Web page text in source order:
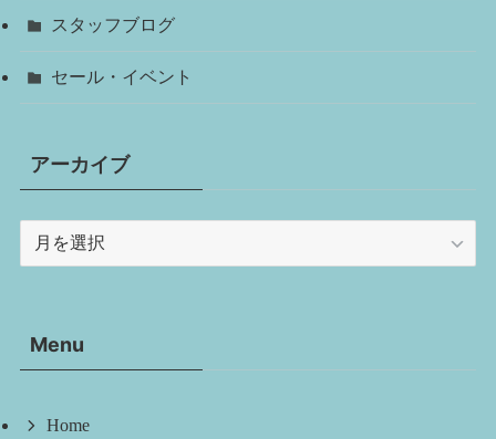
スタッフブログ
セール・イベント
アーカイブ
ブMenu
Home